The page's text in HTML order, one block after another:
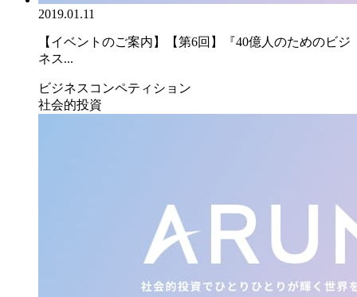
2019.01.11
【イベントのご案内】【第6回】『40億人のためのビジ
ネス...
ビジネスコンペティション
社会的投資